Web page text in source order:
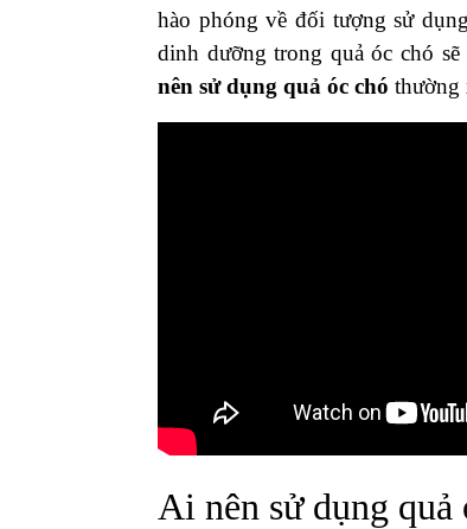
hào phóng về đối tượng sử
dinh dưỡng trong quả óc chó
nên sử dụng quả óc chó thường
Ai nên sử dụng